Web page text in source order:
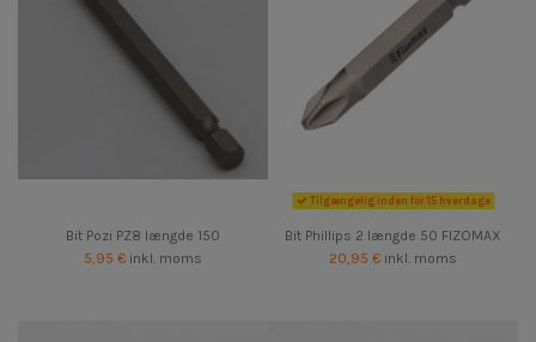
Bit Pozi PZ8 længde 150
5,95 € inkl. moms
Tilgængelig inden for 15 hverdage
Bit Phillips 2 længde 50 FIZOMAX
20,95 € inkl. moms